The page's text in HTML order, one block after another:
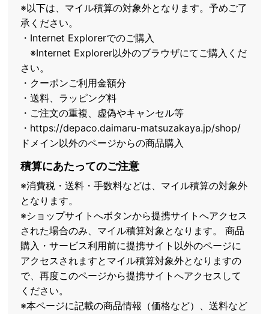
※以下は、マイル積算の対象外となります。予めご了
承ください。
・Internet Explorerでのご購入
※Internet Explorer以外のブラウザにてご購入くだ
さい。
・クーポンご利用金額分
・送料、ラッピング料
・ご注文の重複、虚偽やキャンセル等
・https://depaco.daimaru-matsuzakaya.jp/shop/
ドメイン以外のページからの商品購入
積算にあたってのご注意
※消費税・送料・手数料などは、マイル積算の対象外
となります。
※ショップサイトへボタンから提携サイトへアクセス
された場合のみ、マイル積算対象となります。 商品
購入・サービス利用前に提携サイト以外のページに
アクセスされますとマイル積算対象外となりますの
で、再度このページから提携サイトへアクセスして
ください。
※本ページに記載の商品情報（価格など）、送料など